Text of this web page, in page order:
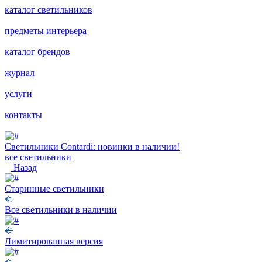
каталог светильников
предметы интерьера
каталог брендов
журнал
услуги
контакты
Светильники Contardi: новинки в наличии!
все светильники
Назад
Старинные светильники
Все светильники в наличии
Лимитированная версия